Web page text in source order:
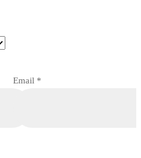
Email *